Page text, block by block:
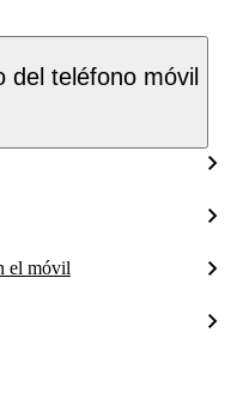
del teléfono móvil
el móvil